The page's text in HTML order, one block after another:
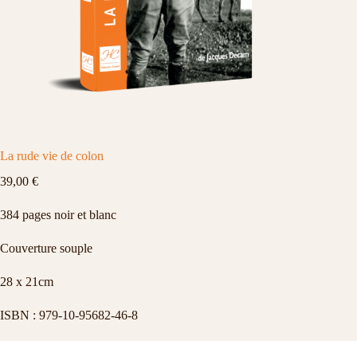
La rude vie de colon
39,00 €
384 pages noir et blanc
Couverture souple
28 x 21cm
ISBN : 979-10-95682-46-8